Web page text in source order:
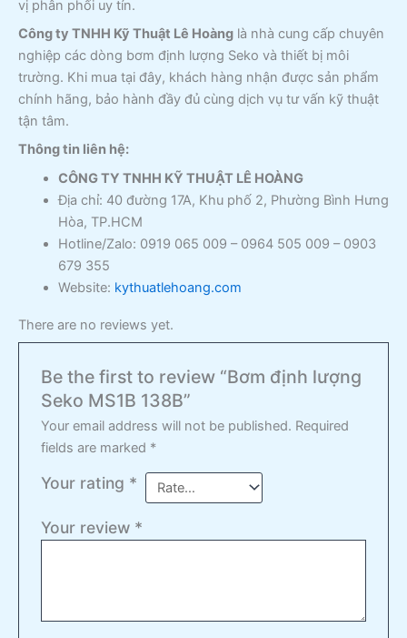
vị phân phối uy tín.
Công ty TNHH Kỹ Thuật Lê Hoàng là nhà cung cấp chuyên
nghiệp các dòng bơm định lượng Seko và thiết bị môi
trường. Khi mua tại đây, khách hàng nhận được sản phẩm
chính hãng, bảo hành đầy đủ cùng dịch vụ tư vấn kỹ thuật
tận tâm.
Thông tin liên hệ:
CÔNG TY TNHH KỸ THUẬT LÊ HOÀNG
Địa chỉ: 40 đường 17A, Khu phố 2, Phường Bình Hưng
Hòa, TP.HCM
Hotline/Zalo: 0919 065 009 – 0964 505 009 – 0903
679 355
Website: kythuatlehoang.com
There are no reviews yet.
Be the first to review “Bơm định lượng
Seko MS1B 138B”
Your email address will not be published. Required
fields are marked *
Your rating *
Your review *